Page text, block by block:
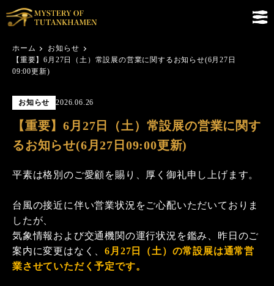
ホーム
お知らせ
【重要】6月27日（土）常設展の営業に関するお知らせ(6月27日
09:00更新)
お知らせ 2026.06.26
【重要】6月27日（土）常設展の営業に関す
るお知らせ(6月27日09:00更新)
平素は格別のご愛顧を賜り、厚く御礼申し上げます。
台風の接近に伴い営業状況をご心配いただいておりま
したが、
気象情報および交通機関の運行状況を鑑み、昨日のご
案内に変更はなく、6月27日（土）の常設展は通常営
業させていただく予定です。